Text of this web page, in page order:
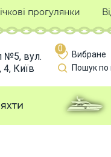
прогулянки
№5, вул.
Київ
0
Вибране
Пошук по